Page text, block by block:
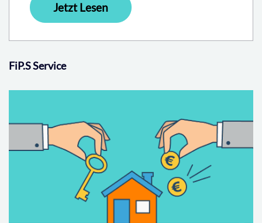
Jetzt Lesen
FiP.S Service